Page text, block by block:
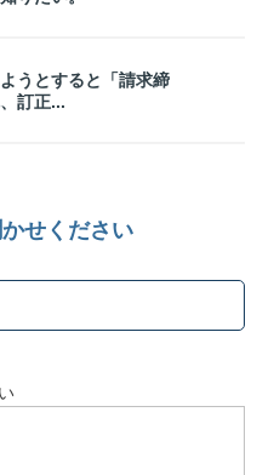
うとすると「請求締
訂正...
せください